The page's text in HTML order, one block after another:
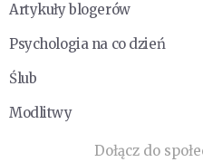
Artykuły blogerów
Psychologia na co dzień
Ślub
Modlitwy
Dołącz do